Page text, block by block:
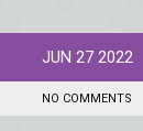
JUN 27 2022
NO COMMENTS